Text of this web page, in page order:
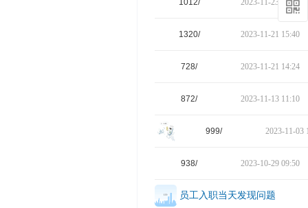
1012/ 2023-11-23 10:20
1320/ 2023-11-21 15:40
728/ 2023-11-21 14:24
872/ 2023-11-13 11:10
999/ 2023-11-03
938/ 2023-10-29 09:50
员工入职当天发现问题